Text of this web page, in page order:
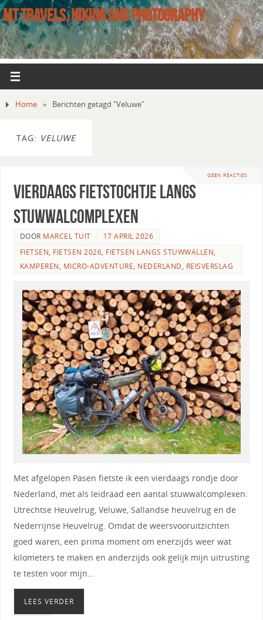
MT TRAVELS, HIKING AND PHOTOGRAPHY
Home » Berichten getagd "Veluwe"
TAG: VELUWE
GEEN REACTIES
Vierdaags Fietstochtje langs
stuwwalcomplexen
DOOR MARCEL TUIT
17 APRIL 2026
FIETSEN, FIETSEN 2026, FIETSEN LANGS STUWWALLEN,
KAMPEREN, MICRO-ADVENTURE, NEDERLAND, REISVERSLAG
Met afgelopen Pasen fietste ik een vierdaags rondje door
Nederland, met als leidraad een aantal stuwwalcomplexen:
Utrechtse Heuvelrug, Veluwe, Sallandse heuvelrug en de
Nederrijnse Heuvelrug. Omdat de weersvooruitzichten
goed waren, een prima moment om enerzijds weer wat
kilometers te maken en anderzijds ook gelijk mijn uitrusting
te testen voor mijn…
LEES VERDER